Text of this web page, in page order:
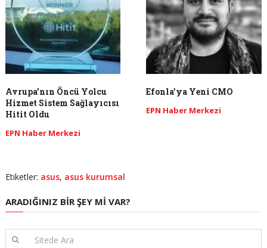
Avrupa’nın Öncü Yolcu
Hizmet Sistem Sağlayıcısı
Hitit Oldu
EPN Haber Merkezi
Efonla’ya Yeni CMO
EPN Haber Merkezi
Etiketler: asus, asus kurumsal
ARADIĞINIZ BIR ŞEY MI VAR?